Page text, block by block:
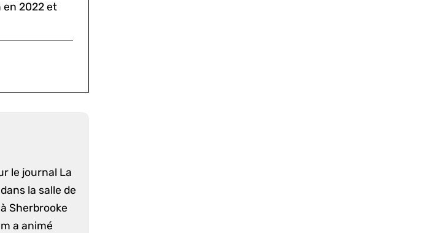
en 2022 et
le journal La
la salle de
Sherbrooke
a animé